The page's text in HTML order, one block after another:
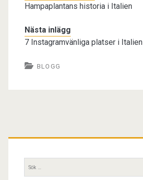
Hampaplantans historia i Italien
Nästa inlägg
7 Instagramvänliga platser i Italien
BLOGG
Primär
sidopanel
Sök
efter: